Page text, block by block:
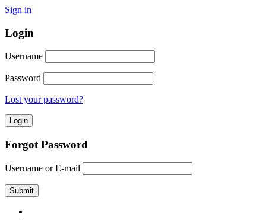
Sign in
Login
Username
Password
Lost your password?
Forgot Password
Username or E-mail